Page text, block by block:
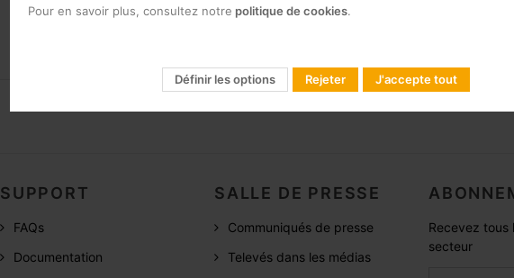
SUPPORT
FAQs
Documentation
SALLE DE PRESSE
Communiqués de presse
Televés dans les médias
Recevez tous
secteur
Pour en savoir plus, consultez notre politique de cookies.
Définir les options Rejeter J'accepte tout